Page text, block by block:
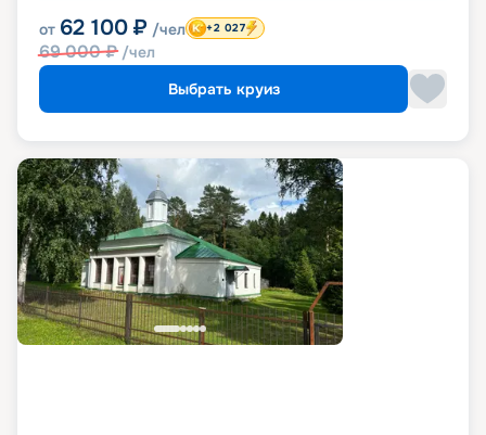
от 62 100 ₽ /чел
69 000₽ /чел
+2 027
Выбрать круиз